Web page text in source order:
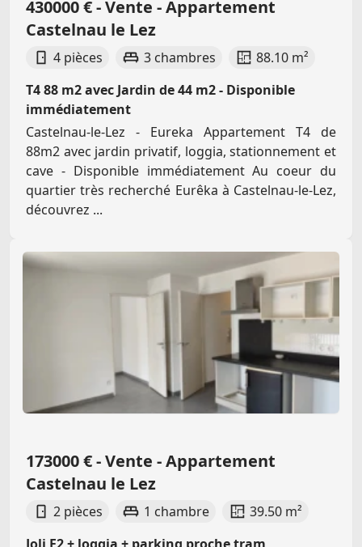
430000 € - Vente - Appartement
Castelnau le Lez
4 pièces 3 chambres
88.10 m²
T4 88 m2 avec Jardin de 44 m2 - Disponible
immédiatement
Castelnau-le-Lez - Eureka Appartement T4 de
88m2 avec jardin privatif, loggia, stationnement et
cave - Disponible immédiatement Au coeur du
quartier très recherché Eurêka à Castelnau-le-Lez,
découvrez ...
173000 € - Vente - Appartement
Castelnau le Lez
2 pièces 1 chambre
39.50 m²